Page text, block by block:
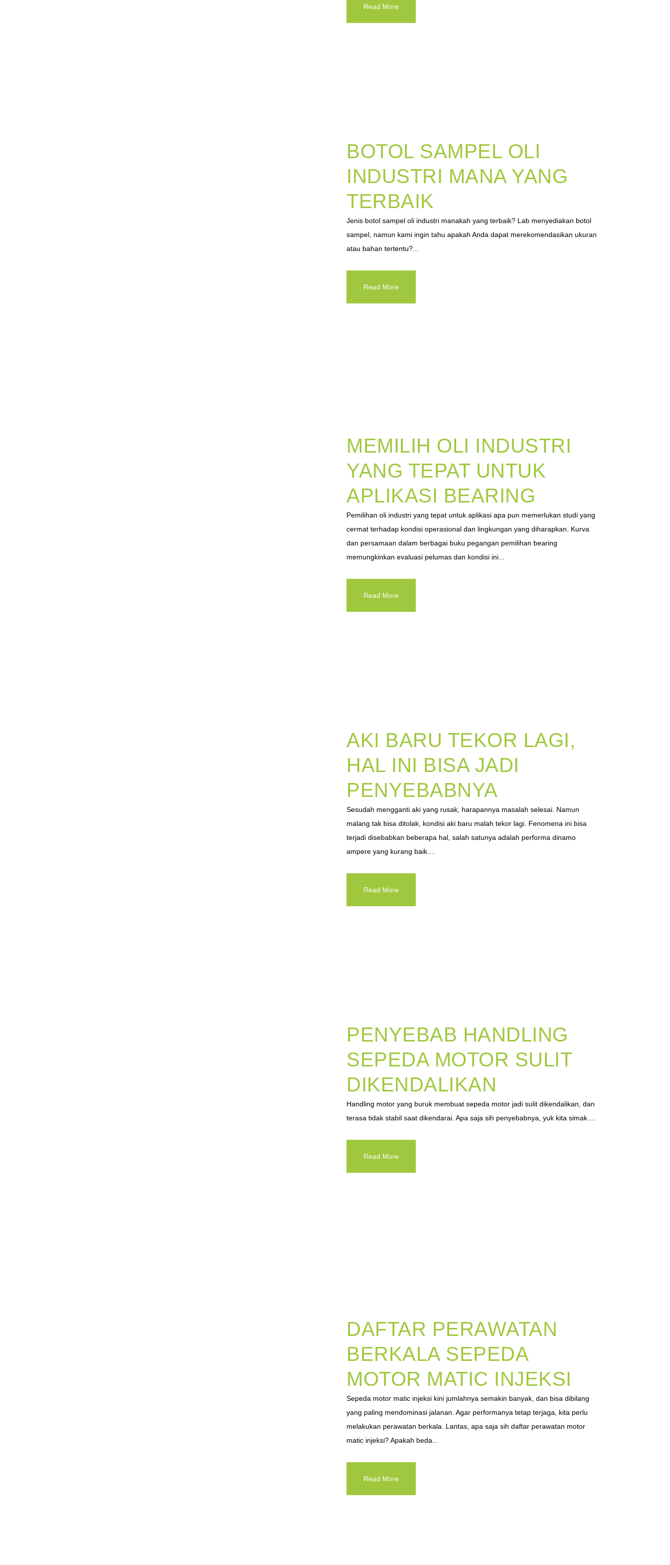
Read More
BOTOL SAMPEL OLI
INDUSTRI MANA YANG
TERBAIK
Jenis botol sampel oli industri manakah yang terbaik? Lab menyediakan botol
sampel, namun kami ingin tahu apakah Anda dapat merekomendasikan ukuran
atau bahan tertentu?...
Read More
MEMILIH OLI INDUSTRI
YANG TEPAT UNTUK
APLIKASI BEARING
Pemilihan oli industri yang tepat untuk aplikasi apa pun memerlukan studi yang
cermat terhadap kondisi operasional dan lingkungan yang diharapkan. Kurva
dan persamaan dalam berbagai buku pegangan pemilihan bearing
memungkinkan evaluasi pelumas dan kondisi ini...
Read More
AKI BARU TEKOR LAGI,
HAL INI BISA JADI
PENYEBABNYA
Sesudah mengganti aki yang rusak, harapannya masalah selesai. Namun
malang tak bisa ditolak, kondisi aki baru malah tekor lagi. Fenomena ini bisa
terjadi disebabkan beberapa hal, salah satunya adalah performa dinamo
ampere yang kurang baik....
Read More
PENYEBAB HANDLING
SEPEDA MOTOR SULIT
DIKENDALIKAN
Handling motor yang buruk membuat sepeda motor jadi sulit dikendalikan, dan
terasa tidak stabil saat dikendarai. Apa saja sih penyebabnya, yuk kita simak....
Read More
DAFTAR PERAWATAN
BERKALA SEPEDA
MOTOR MATIC INJEKSI
Sepeda motor matic injeksi kini jumlahnya semakin banyak, dan bisa dibilang
yang paling mendominasi jalanan. Agar performanya tetap terjaga, kita perlu
melakukan perawatan berkala. Lantas, apa saja sih daftar perawatan motor
matic injeksi? Apakah beda...
Read More